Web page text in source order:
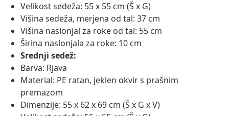
Velikost sedeža: 55 x 55 cm (Š x G)
Višina sedeža, merjena od tal: 37 cm
Višina naslonjal za roke od tal: 55 cm
Širina naslonjala za roke: 10 cm
Srednji sedež:
Barva: Rjava
Material: PE ratan, jeklen okvir s prašnim
premazom
Dimenzije: 55 x 62 x 69 cm (Š x G x V)